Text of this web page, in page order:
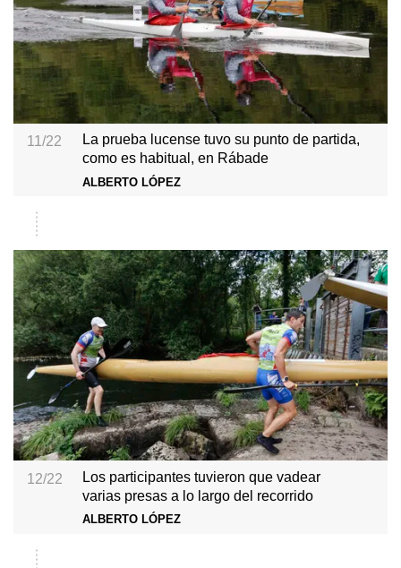
11/22
La prueba lucense tuvo su punto de partida,
como es habitual, en Rábade
ALBERTO LÓPEZ
12/22
Los participantes tuvieron que vadear
varias presas a lo largo del recorrido
ALBERTO LÓPEZ